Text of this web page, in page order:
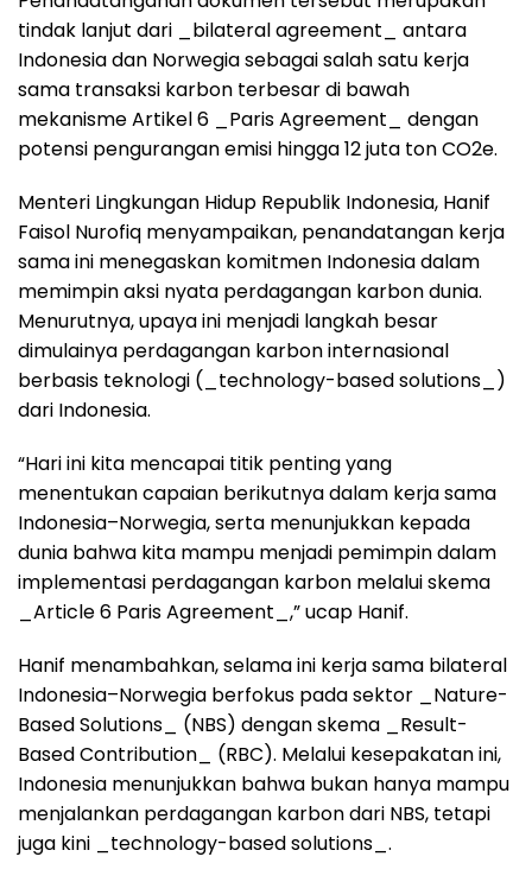
tindak lanjut dari _bilateral agreement_ antara
Indonesia dan Norwegia sebagai salah satu kerja
sama transaksi karbon terbesar di bawah
mekanisme Artikel 6 _Paris Agreement_ dengan
potensi pengurangan emisi hingga 12 juta ton CO2e.
Menteri Lingkungan Hidup Republik Indonesia, Hanif
Faisol Nurofiq menyampaikan, penandatangan kerja
sama ini menegaskan komitmen Indonesia dalam
memimpin aksi nyata perdagangan karbon dunia.
Menurutnya, upaya ini menjadi langkah besar
dimulainya perdagangan karbon internasional
berbasis teknologi (_technology-based solutions_)
dari Indonesia.
“Hari ini kita mencapai titik penting yang
menentukan capaian berikutnya dalam kerja sama
Indonesia–Norwegia, serta menunjukkan kepada
dunia bahwa kita mampu menjadi pemimpin dalam
implementasi perdagangan karbon melalui skema
_Article 6 Paris Agreement_,” ucap Hanif.
Hanif menambahkan, selama ini kerja sama bilateral
Indonesia–Norwegia berfokus pada sektor _Nature-
Based Solutions_ (NBS) dengan skema _Result-
Based Contribution_ (RBC). Melalui kesepakatan ini,
Indonesia menunjukkan bahwa bukan hanya mampu
menjalankan perdagangan karbon dari NBS, tetapi
juga kini _technology-based solutions_.